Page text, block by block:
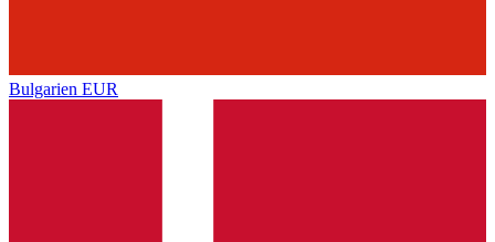
Bulgarien EUR